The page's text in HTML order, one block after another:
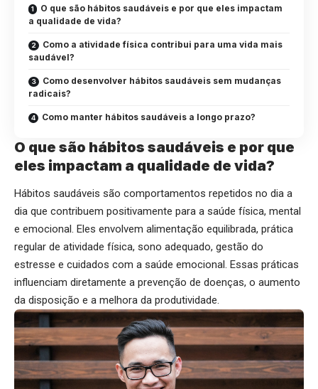
O que são hábitos saudáveis e por que eles impactam
a qualidade de vida?
Como a atividade física contribui para uma vida mais
saudável?
Como desenvolver hábitos saudáveis sem mudanças
radicais?
Como manter hábitos saudáveis a longo prazo?
O que são hábitos saudáveis e por que
eles impactam a qualidade de vida?
Hábitos saudáveis são comportamentos repetidos no dia a
dia que contribuem positivamente para a saúde física, mental
e emocional. Eles envolvem alimentação equilibrada, prática
regular de atividade física, sono adequado, gestão do
estresse e cuidados com a saúde emocional. Essas práticas
influenciam diretamente a prevenção de doenças, o aumento
da disposição e a melhora da produtividade.